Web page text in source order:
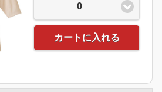
0
カートに入れる